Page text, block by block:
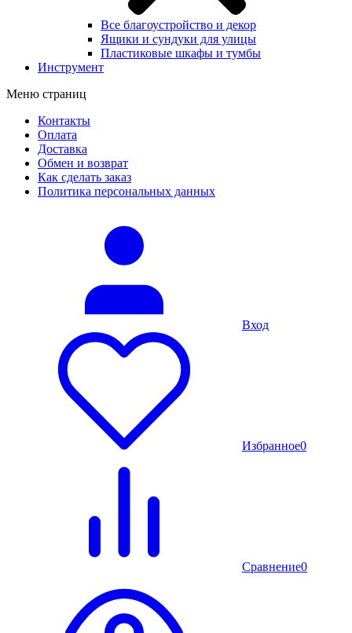
Все благоустройство и декор
Ящики и сундуки для улицы
Пластиковые шкафы и тумбы
Инструмент
Меню страниц
Контакты
Оплата
Доставка
Обмен и возврат
Как сделать заказ
Политика персональных данных
Вход
Избранное0
Сравнение0